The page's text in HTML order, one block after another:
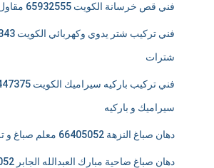
فني قص خرسانة الكويت 65932555 مقاول قص وفتح كور
شترات
سيراميك و باركيه
دهان صباغ النزهة 66405052 معلم صباغ و تركيب ورق جدران